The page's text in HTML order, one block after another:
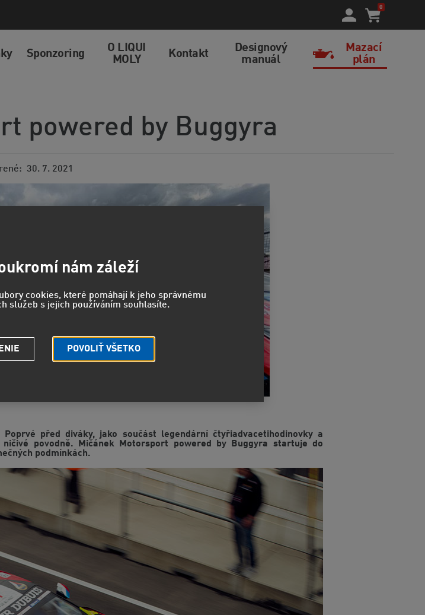
0
Sponzoring
O LIQUI
MOLY
Kontakt
Designový
manuál
Mazací
plán
powered by Buggyra
30. 7. 2021
před diváky, jako součást legendární čtyřiadvacetihodinovky a
povodně. Mičánek Motorsport powered by Buggyra startuje do
podmínkách.
nám záleží
cookies, které pomáhají k jeho správnému
služeb s jejich používáním souhlasíte.
POVOLIŤ VŠETKO